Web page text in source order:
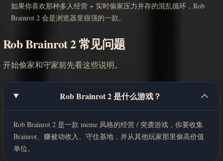
如果你喜欢那种多人经营 + 实时偷家压力并存的混乱循环，Rob
Brainrot 2 会是浏览器里很强的一款。
Rob Brainrot 2 常见问题
开始偷家和守家前先看这些说明。
Rob Brainrot 2 是什么游戏？
Rob Brainrot 2 是一款 meme 风格的经营 / 突袭游戏，你要收集
Brainrot、赚被动收入、守住基地，并从其他玩家那里偷高价值
单位。